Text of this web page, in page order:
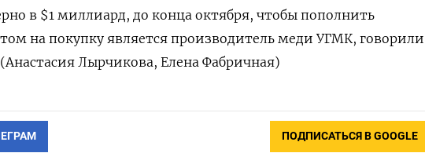
в $1 миллиард, до конца октября, чтобы пополнить
на покупку является производитель меди УГМК, говорили
Лырчикова, Елена Фабричная)
ПОДПИСАТЬСЯ В GOOGLE